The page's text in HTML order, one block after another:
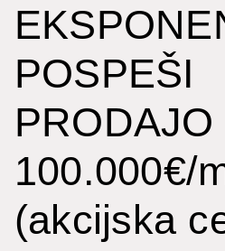
POSPEŠI
PRODAJO
100.000€/
(akcijska